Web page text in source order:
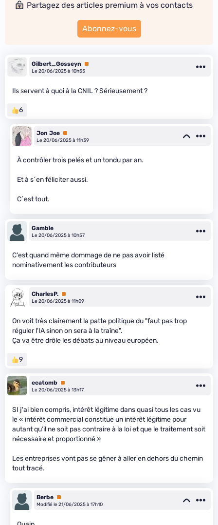
Partagez des articles premium à vos contacts
Abonnez-vous
Gilbert_Gosseyn
Premium
Le 20/06/2025 à 10h55
Ils servent à quoi à la CNIL ? Sérieusement ?
6
Jon Joe Premium
Le 20/06/2025 à 11h39
À contrôler trois pelés et un tondu par an.
Et à s´en féliciter aussi.
C´est tout.
Gamble
Le 20/06/2025 à 10h57
C'est quand même dommage de ne pas avoir listé
nominativement les contributeurs
CharlesP. Premium
Le 20/06/2025 à 11h09
On voit très clairement la patte politique du "faut pas trop
réguler l'IA sinon on sera à la traîne".
Ça va être drôle les débats au niveau européen.
9
ecatomb
Premium
Le 20/06/2025 à 13h17
SI j'ai bien compris, intérêt légitime dans quasi tous les cas vu
le « intérêt commercial constitue un intérêt légitime pour
autant qu’il ne soit pas contraire à la loi et que le traitement soit
nécessaire et proportionné »
Les entreprises vont pas se gêner à aller en dehors du chemin
tout tracé.
Berbe Premium
Modifié le 21/06/2025 à 17h10